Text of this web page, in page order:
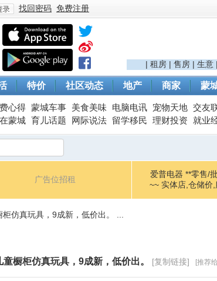
登
找回密码 免费注册
| 租房 | 售房 | 生意 |
特价 社区动态 地产 商家 蒙
心得 蒙城车事 美食美味 电脑电讯 宠物天地 交友
蒙城 育儿话题 网际说法 留学移民 理财投资 就业
广告位招租
爱普电器 **零售/
~~ 实体店,仓储价
仿真玩具，9成新，低价出。 ...
童橱柜仿真玩具，9成新，低价出。 [复制链接] [推荐